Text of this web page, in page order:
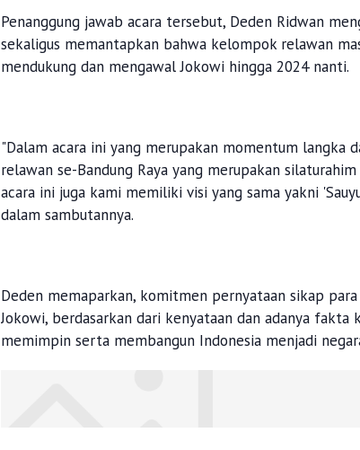
Penanggung jawab acara tersebut, Deden Ridwan
sekaligus memantapkan bahwa kelompok relawan
mendukung dan mengawal Jokowi hingga 2024 nanti.
"Dalam acara ini yang merupakan momentum langka
relawan se-Bandung Raya yang merupakan
acara ini juga kami memiliki visi yang sama yakni
dalam sambutannya.
Deden memaparkan, komitmen pernyataan sikap
Jokowi, berdasarkan dari kenyataan dan adanya fakta
memimpin serta membangun Indonesia menjadi